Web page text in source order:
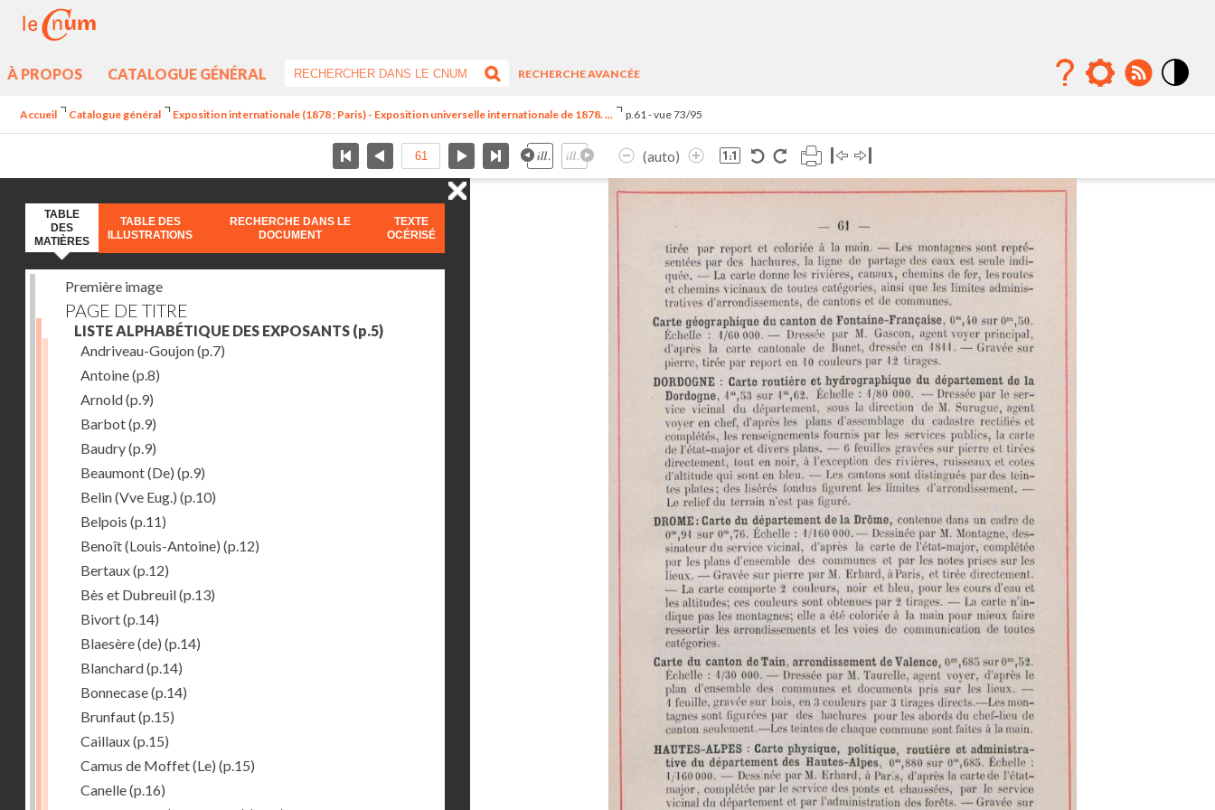
À PROPOS CATALOGUE GÉNÉRAL
RECHERCHE AVANCÉE
Accueil Catalogue général Exposition internationale (1878 ; Paris) - Exposition universelle internationale de 1878. ... p.61 - vue 73/95
(auto)
TABLE
DES
MATIÈRES
TABLE DES
ILLUSTRATIONS
RECHERCHE DANS LE
DOCUMENT
TEXTE
OCÉRISÉ
Première image
PAGE DE TITRE
LISTE ALPHABÉTIQUE DES EXPOSANTS (p.5)
Andriveau-Goujon(p.7)
Antoine(p.8)
Arnold(p.9)
Barbot(p.9)
Baudry(p.9)
Beaumont (De) (p.9)
Belin (Vve Eug.) (p.10)
Belpois (p.11)
Benoît (Louis-Antoine) (p.12)
Bertaux(p.12)
Bès et Dubreuil(p.13)
Bivort(p.14)
Blaesère (de) (p.14)
Blanchard(p.14)
Bonnecase(p.14)
Brunfaut(p.15)
Caillaux(p.15)
Camus de Moffet (Le) (p.15)
Canelle(p.16)